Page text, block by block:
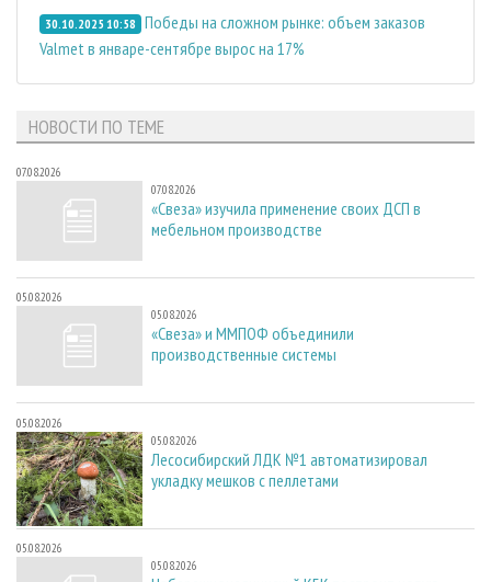
30.10.2025 10:58 Победы на сложном рынке: объем заказов
Valmet в январе-сентябре вырос на 17%
НОВОСТИ ПО ТЕМЕ
07.08.2026
07.08.2026
«Свеза» изучила применение своих ДСП в
мебельном производстве
05.08.2026
05.08.2026
«Свеза» и ММПОФ объединили
производственные системы
05.08.2026
05.08.2026
Лесосибирский ЛДК №1 автоматизировал
укладку мешков с пеллетами
05.08.2026
05.08.2026